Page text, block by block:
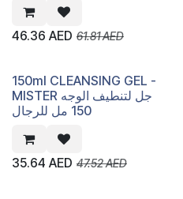
46.36 AED 61.81AED
150ml CLEANSING GEL -
MISTER جل لتنطيف الوجه
150 مل للرجال
35.64 AED 47.52AED